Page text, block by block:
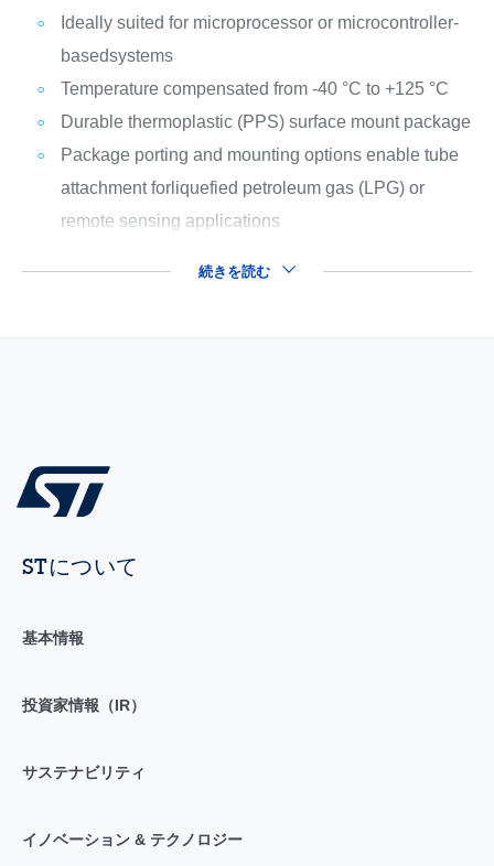
Ideally suited for microprocessor or microcontroller-
basedsystems
Temperature compensated from -40 °C to +125 °C
Durable thermoplastic (PPS) surface mount package
Package porting and mounting options enable tube
attachment forliquefied petroleum gas (LPG) or
remote sensing applications
続きを読む
STについて
基本情報
投資家情報（IR）
サステナビリティ
イノベーション & テクノロジー